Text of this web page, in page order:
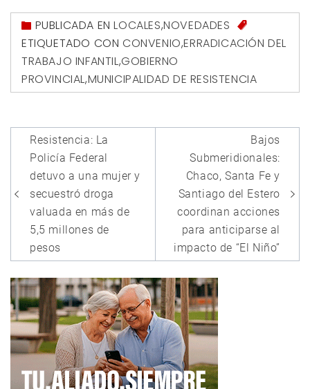
PUBLICADA ENLOCALES,NOVEDADES
ETIQUETADO CON CONVENIO,ERRADICACIÓN DEL
TRABAJO INFANTIL,GOBIERNO
PROVINCIAL,MUNICIPALIDAD DE RESISTENCIA
Navegación
de
entradas
Resistencia: La
Policía Federal
detuvo a una mujer y
secuestró droga
valuada en más de
5,5 millones de
pesos
Bajos
Submeridionales:
Chaco, Santa Fe y
Santiago del Estero
coordinan acciones
para anticiparse al
impacto de “El Niño”